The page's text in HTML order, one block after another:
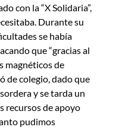
con la “X Solidaria”,
Durante su
se había
que “gracias al
magnéticos de
de colegio, dado que
y se tarda un
recursos de apoyo
pudimos